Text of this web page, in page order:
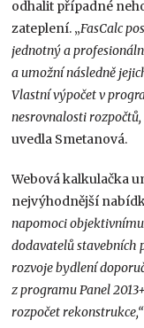
odhalit případné
zateplení. „FasCalc
jednotný a
a umožní následně
Vlastní výpočet v
nesrovnalosti
uvedla Smetanová.
Webová kalkulačka
nejvýhodnější
napomoci
dodavatelů stavebních
rozvoje bydlení
z programu Panel
rozpočet rekonstrukce,“